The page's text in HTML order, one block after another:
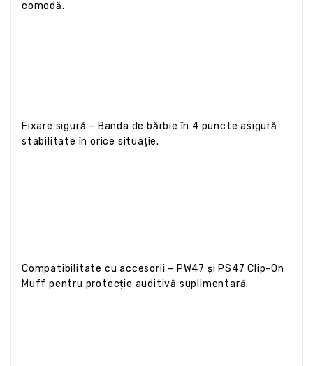
comodă.
Fixare sigură – Banda de bărbie în 4 puncte asigură
stabilitate în orice situație.
Compatibilitate cu accesorii – PW47 și PS47 Clip-On
Muff pentru protecție auditivă suplimentară.